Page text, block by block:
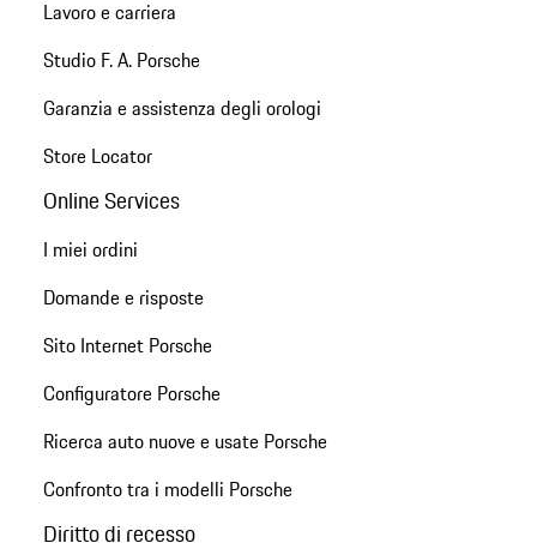
Lavoro e carriera
Studio F. A. Porsche
Garanzia e assistenza degli orologi
Store Locator
Online Services
I miei ordini
Domande e risposte
Sito Internet Porsche
Configuratore Porsche
Ricerca auto nuove e usate Porsche
Confronto tra i modelli Porsche
Diritto di recesso